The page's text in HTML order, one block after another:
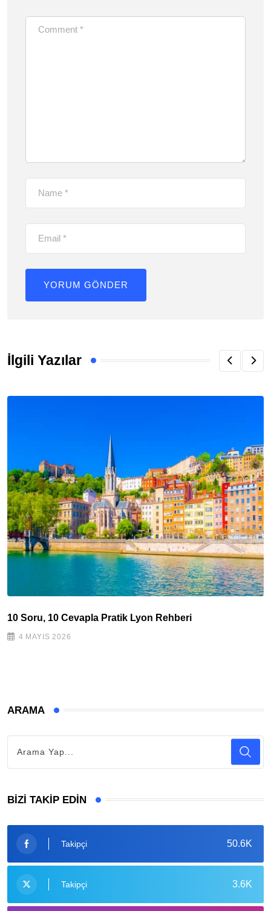
İlgili Yazılar
10 Soru, 10 Cevapla Pratik Lyon Rehberi
4 MAYIS 2026
ARAMA
BIZI TAKIP EDIN
50.6K
Takipçi
3.6K
Takipçi